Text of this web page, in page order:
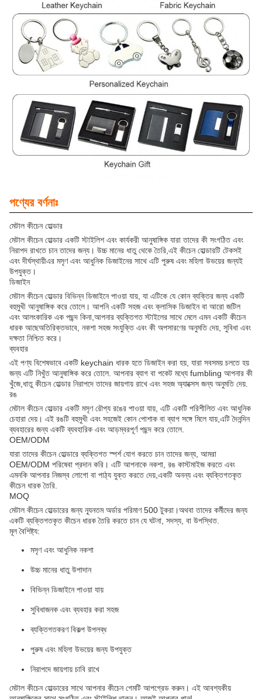
পণ্যের বর্ণনাঃ
মেটাল কীচেন হোল্ডার
মেটাল কীচেন হোল্ডার একটি স্টাইলিশ এবং কার্যকরী আনুষাঙ্গিক যারা তাদের কী সংগঠিত এবং
নিরাপদ রাখতে চান তাদের জন্য। উচ্চ মানের ধাতু থেকে তৈরি,এই কীচেন হোল্ডারটি টেকসই
এবং দীর্ঘস্থায়ীএর মসৃণ এবং আধুনিক ডিজাইনের সাথে এটি পুরুষ এবং মহিলা উভয়ের জন্যই
উপযুক্ত।
ডিজাইন
মেটাল কীচেন হোল্ডার বিভিন্ন ডিজাইনে পাওয়া যায়, যা এটিকে যে কোন ব্যক্তির জন্য একটি
বহুমুখী আনুষাঙ্গিক করে তোলে। আপনি একটি সহজ এবং ক্লাসিক ডিজাইন বা আরো জটিল
এবং আলংকারিক এক পছন্দ কিনা,আপনার ব্যক্তিগত স্টাইলের সাথে মেলে এমন একটি কীচেন
ধারক আছেঅতিরিক্তভাবে, নকশা সহজ সংযুক্তি এবং কী অপসারণের অনুমতি দেয়, সুবিধা এবং
দক্ষতা নিশ্চিত করে।
ব্যবহার
এই পণ্য বিশেষভাবে একটি keychain ধারক হতে ডিজাইন করা হয়, যারা সবসময় চলতে হয়
জন্য এটি নিখুঁত আনুষাঙ্গিক করে তোলে. আপনার ব্যাগ বা পকেট মধ্যে fumbling আপনার কী
খুঁজে,ধাতু কীচেন হোল্ডার নিরাপদে তাদের জায়গায় রাখে এবং সহজ অ্যাক্সেস জন্য অনুমতি দেয়.
রঙ
মেটাল কীচেন হোল্ডার একটি মসৃণ রৌপ্য রঙের পাওয়া যায়, এটি একটি পরিশীলিত এবং আধুনিক
চেহারা দেয়। এই রঙটি বহুমুখী এবং সহজেই কোন পোশাক বা ব্যাগ সঙ্গে মিলে যায়,এটি দৈনন্দিন
ব্যবহারের জন্য একটি ব্যবহারিক এবং আড়ম্বরপূর্ণ পছন্দ করে তোলে.
OEM/ODM
যারা তাদের কীচেন হোল্ডারে ব্যক্তিগত স্পর্শ যোগ করতে চান তাদের জন্য, আমরা
OEM/ODM পরিষেবা প্রদান করি। এটি আপনাকে নকশা, রঙ কাস্টমাইজ করতে এবং
এমনকি আপনার নিজস্ব লোগো বা পাঠ্য যুক্ত করতে দেয়,একটি অনন্য এবং ব্যক্তিগতকৃত
কীচেন ধারক তৈরি.
MOQ
মেটাল কীচেন হোল্ডারের জন্য ন্যূনতম অর্ডার পরিমাণ 500 টুকরা।অথবা তাদের কর্মীদের জন্য
একটি ব্যক্তিগতকৃত কীচেন ধারক তৈরি করতে চান যে ঘটনা, সদস্য, বা উপস্থিত.
মূল বৈশিষ্ট্য:
মসৃণ এবং আধুনিক নকশা
উচ্চ মানের ধাতু উপাদান
বিভিন্ন ডিজাইনে পাওয়া যায়
সুবিধাজনক এবং ব্যবহার করা সহজ
ব্যক্তিগতকরণ বিকল্প উপলব্ধ
পুরুষ এবং মহিলা উভয়ের জন্য উপযুক্ত
নিরাপদে জায়গায় চাবি রাখে
মেটাল কীচেন হোল্ডারের সাথে আপনার কীচেন গেমটি আপগ্রেড করুন। এই আবশ্যকীয়